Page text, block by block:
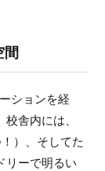
間
ションを経
舎内には、
）、そしてた
リーで明るい